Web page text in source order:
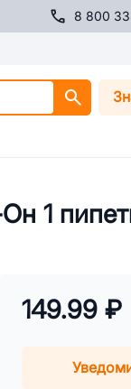
8 800
1
149.99 ₽